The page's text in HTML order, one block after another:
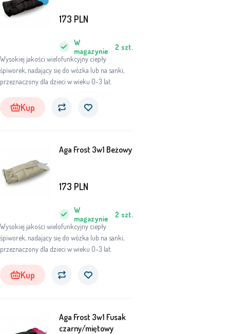
Wysokiej jakości wielofunkcyjny ciepły
śpiworek, nadający się do wózka lub na sanki,
przeznaczony dla dzieci w wieku 0-3 lat.
W
magazynie
2 szt.
173 PLN
Kup
Aga Frost 3w1 Beżowy
Wysokiej jakości wielofunkcyjny ciepły
śpiworek, nadający się do wózka lub na sanki,
przeznaczony dla dzieci w wieku 0-3 lat.
W
magazynie
2 szt.
173 PLN
Kup
Aga Frost 3w1 Fusak
czarny/miętowy